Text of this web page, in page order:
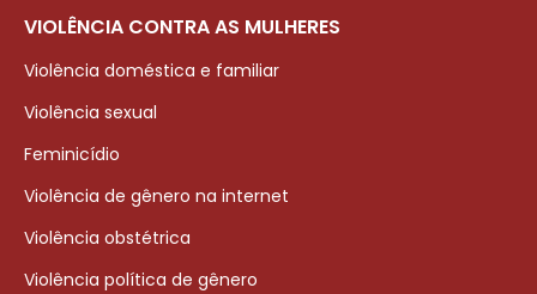
VIOLÊNCIA CONTRA AS MULHERES
Violência doméstica e familiar
Violência sexual
Feminicídio
Violência de gênero na internet
Violência obstétrica
Violência política de gênero